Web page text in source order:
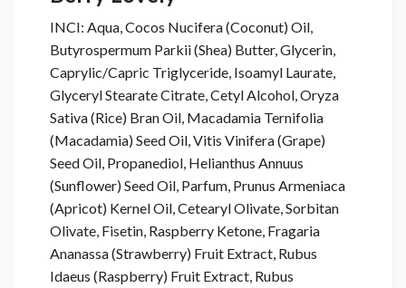
INCI: Aqua, Cocos Nucifera (Coconut) Oil,
Butyrospermum Parkii (Shea) Butter, Glycerin,
Caprylic/Capric Triglyceride, Isoamyl Laurate,
Glyceryl Stearate Citrate, Cetyl Alcohol, Oryza
Sativa (Rice) Bran Oil, Macadamia Ternifolia
(Macadamia) Seed Oil, Vitis Vinifera (Grape)
Seed Oil, Propanediol, Helianthus Annuus
(Sunflower) Seed Oil, Parfum, Prunus Armeniaca
(Apricot) Kernel Oil, Cetearyl Olivate, Sorbitan
Olivate, Fisetin, Raspberry Ketone, Fragaria
Ananassa (Strawberry) Fruit Extract, Rubus
Idaeus (Raspberry) Fruit Extract, Rubus